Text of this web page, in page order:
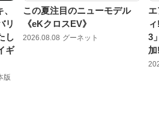
リ
し
ギ
版
この夏注目のニューモデル
《eKクロスEV》
2026.08.08 グーネット
3